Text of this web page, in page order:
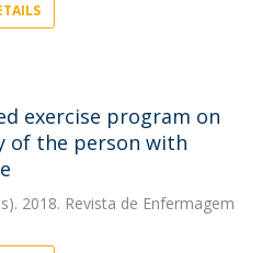
exercise program on
of the person with
2018. Revista de Enfermagem